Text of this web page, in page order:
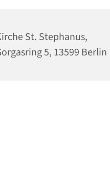
St. Stephanus,
5, 13599 Berlin